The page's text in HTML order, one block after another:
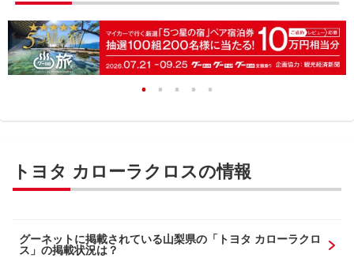
トヨタ カローラクロスの情報
グーネットに掲載されている山梨県の「トヨタ カローラクロ
ス」の掲載状況は？